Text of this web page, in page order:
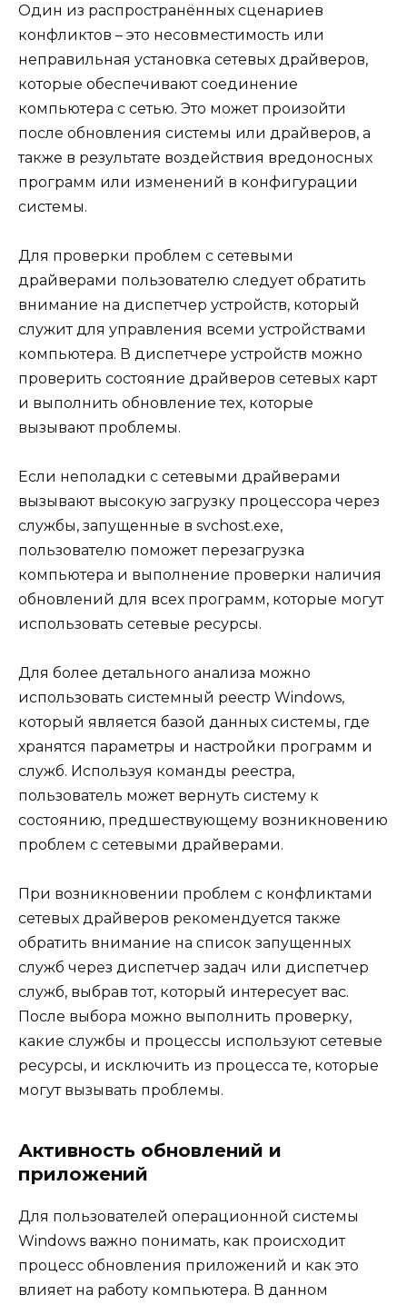
Один из распространённых сценариев
конфликтов – это несовместимость или
неправильная установка сетевых драйверов,
которые обеспечивают соединение
компьютера с сетью. Это может произойти
после обновления системы или драйверов, а
также в результате воздействия вредоносных
программ или изменений в конфигурации
системы.
Для проверки проблем с сетевыми
драйверами пользователю следует обратить
внимание на диспетчер устройств, который
служит для управления всеми устройствами
компьютера. В диспетчере устройств можно
проверить состояние драйверов сетевых карт
и выполнить обновление тех, которые
вызывают проблемы.
Если неполадки с сетевыми драйверами
вызывают высокую загрузку процессора через
службы, запущенные в svchost.exe,
пользователю поможет перезагрузка
компьютера и выполнение проверки наличия
обновлений для всех программ, которые могут
использовать сетевые ресурсы.
Для более детального анализа можно
использовать системный реестр Windows,
который является базой данных системы, где
хранятся параметры и настройки программ и
служб. Используя команды реестра,
пользователь может вернуть систему к
состоянию, предшествующему возникновению
проблем с сетевыми драйверами.
При возникновении проблем с конфликтами
сетевых драйверов рекомендуется также
обратить внимание на список запущенных
служб через диспетчер задач или диспетчер
служб, выбрав тот, который интересует вас.
После выбора можно выполнить проверку,
какие службы и процессы используют сетевые
ресурсы, и исключить из процесса те, которые
могут вызывать проблемы.
Активность обновлений и
приложений
Для пользователей операционной системы
Windows важно понимать, как происходит
процесс обновления приложений и как это
влияет на работу компьютера. В данном